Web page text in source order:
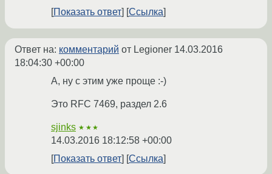
Показать ответ
Ссылка
Ответ на: комментарий от Legioner 14.03.2016
18:04:30 +00:00
А, ну с этим уже проще :-)
Это RFC 7469, раздел 2.6
sjinks ★★★
14.03.2016 18:12:58 +00:00
Показать ответ
Ссылка